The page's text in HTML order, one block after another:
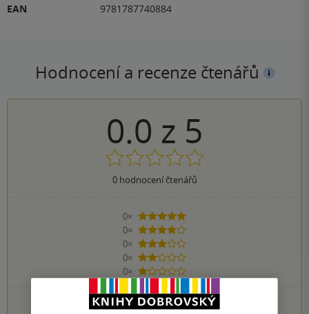
EAN
9781787740884
Hodnocení a recenze čtenářů
0.0 z 5
0hodnocení čtenářů
0×
5 hvězdiček
0×
4 hvězdičky
0×
3 hvězdičky
0×
2 hvězdičky
0×
1 hvezdička
PŘIDEJTE SVÉ HODNOCENÍ KNIHY